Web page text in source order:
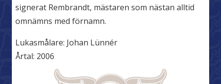
signerat Rembrandt, mästaren som nästan alltid
omnämns med förnamn.
Lukasmålare: Johan Lünnér
Årtal: 2006